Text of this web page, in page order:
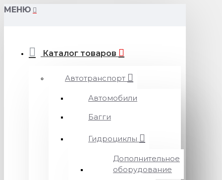
МЕНЮ
Каталог товаров
Автотранспорт
Автомобили
Багги
Гидроциклы
Дополнительное
оборудование